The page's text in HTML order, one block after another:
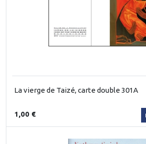
La vierge de Taizé, carte double 301A
1,00 €